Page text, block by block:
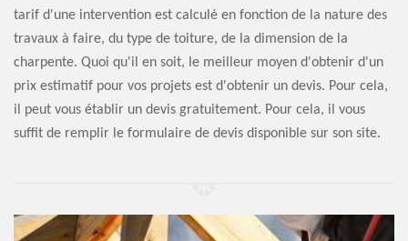
tarif d'une intervention est calculé en fonction de la nature des
travaux à faire, du type de toiture, de la dimension de la
charpente. Quoi qu'il en soit, le meilleur moyen d'obtenir d'un
prix estimatif pour vos projets est d'obtenir un devis. Pour cela,
il peut vous établir un devis gratuitement. Pour cela, il vous
suffit de remplir le formulaire de devis disponible sur son site.